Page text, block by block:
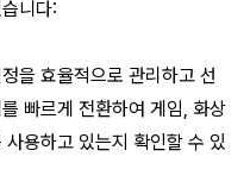
니다:
을 효율적으로 관리하고 선
빠르게 전환하여 게임, 화상
용하고 있는지 확인할 수 있